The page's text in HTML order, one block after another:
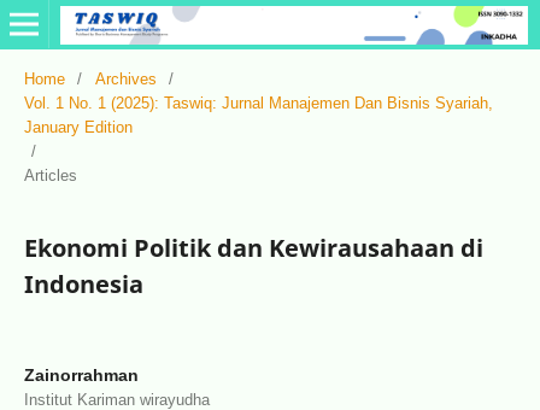
Home / Archives
/
Vol. 1 No. 1 (2025): Taswiq: Jurnal Manajemen Dan Bisnis Syariah,
January Edition
/
Articles
Ekonomi Politik dan Kewirausahaan di
Indonesia
Zainorrahman
Institut Kariman wirayudha